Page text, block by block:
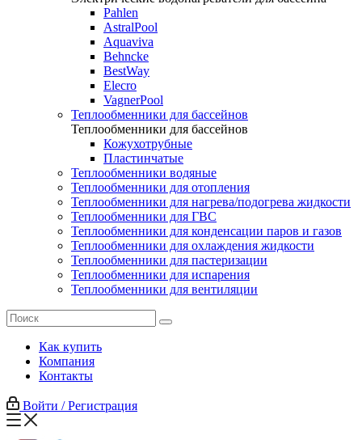
Pahlen
AstralPool
Aquaviva
Behncke
BestWay
Elecro
VagnerPool
Теплообменники для бассейнов
Теплообменники для бассейнов
Кожухотрубные
Пластинчатые
Теплообменники водяные
Теплообменники для отопления
Теплообменники для нагрева/подогрева жидкости
Теплообменники для ГВС
Теплообменники для конденсации паров и газов
Теплообменники для охлаждения жидкости
Теплообменники для пастеризации
Теплообменники для испарения
Теплообменники для вентиляции
Как купить
Компания
Контакты
Войти / Регистрация